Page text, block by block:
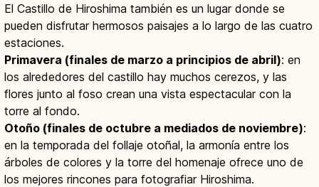
El Castillo de Hiroshima también es un lugar donde se
pueden disfrutar hermosos paisajes a lo largo de las cuatro
estaciones.
Primavera (finales de marzo a principios de abril): en
los alrededores del castillo hay muchos cerezos, y las
flores junto al foso crean una vista espectacular con la
torre al fondo.
Otoño (finales de octubre a mediados de noviembre):
en la temporada del follaje otoñal, la armonía entre los
árboles de colores y la torre del homenaje ofrece uno de
los mejores rincones para fotografiar Hiroshima.